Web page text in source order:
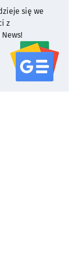
się we
z
serwisu